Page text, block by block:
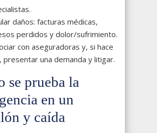
daños: facturas médicas,
perdidos y dolor/sufrimiento.
con aseguradoras y, si hace
presentar una demanda y litigar.
se prueba la
en un
y caída